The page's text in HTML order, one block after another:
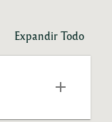
Expandir Todo